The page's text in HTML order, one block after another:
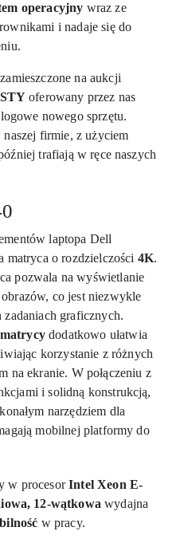
operacyjny wraz ze
i nadaje się do
na aukcji
oferowany przez nas
nowego sprzętu.
firmie, z użyciem
trafiają w ręce naszych
laptopa Dell
matryca o rozdzielczości 4K.
pozwala na wyświetlanie
co jest niezwykle
graficznych.
dodatkowo ułatwia
korzystanie z różnych
na ekranie. W połączeniu z
i solidną konstrukcją,
narzędziem dla
mobilnej platformy do
w procesorIntel Xeon E-
12-wątkowa wydajna
w pracy.